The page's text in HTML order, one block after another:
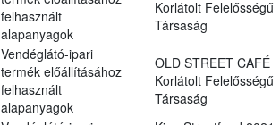
felhasznált
alapanyagok
Korlátolt Felelősségű
Társaság
Vendéglátó-ipari
termék előállításához
felhasznált
alapanyagok
OLD STREET CAFÉ
Korlátolt Felelősségű
Társaság